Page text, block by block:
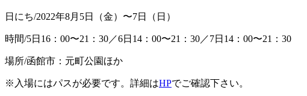
日にち/2022年8月5日（金）〜7日（日）
時間/5日16：00〜21：30／6日14：00〜21：30／7日14：00〜21：30
場所/函館市：元町公園ほか
※入場にはパスが必要です。詳細はHPでご確認下さい。